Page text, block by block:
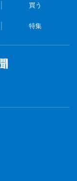
買う
特集